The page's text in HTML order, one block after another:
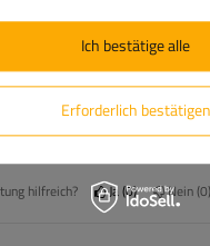
Die Bewertung mit dem Kauf
super
hilfreich? Ja 0 Nein 0
Erforderlich bestätigen
Ich bestätige alle